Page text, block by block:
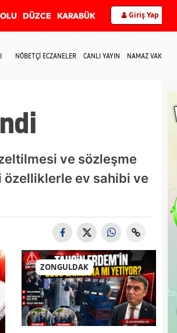
DÜZCE KARABÜK Giriş Yap
NÖBETÇİ ECZANELER CANLI YAYIN NAMAZ VAKİTLERİ
ve sözleşme
ev sahibi ve
ZONGULDAK